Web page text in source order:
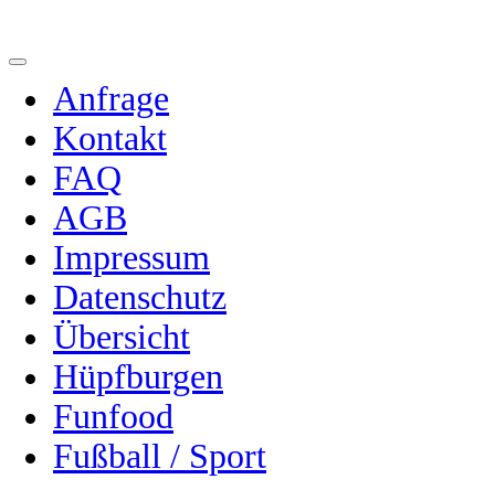
Anfrage
Kontakt
FAQ
AGB
Impressum
Datenschutz
Übersicht
Hüpfburgen
Funfood
Fußball / Sport